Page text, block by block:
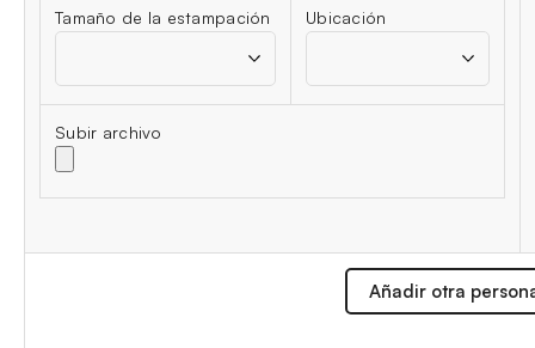
Tamaño de la estampación Ubicación
Subir archivo
Añadir otra